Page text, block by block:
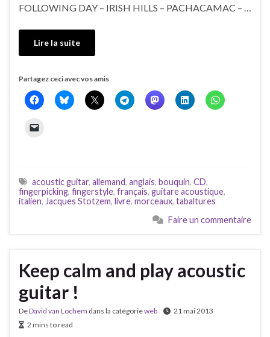
FOLLOWING DAY – IRISH HILLS – PACHACAMAC – …
Lire la suite
Partagez ceci avec vos amis
acoustic guitar, allemand, anglais, bouquin, CD,
fingerpicking, fingerstyle, français, guitare acoustique,
italien, Jacques Stotzem, livre, morceaux, tabaltures
Faire un commentaire
Keep calm and play acoustic
guitar !
DeDavid van Lochem dans la catégorieweb
21 mai 2013
2 mins to read